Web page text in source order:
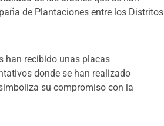
de Plantaciones entre los Distritos
han recibido unas placas
donde se han realizado
su compromiso con la